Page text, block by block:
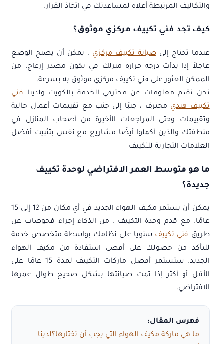
والتكاليف المرتبطة أعلاه لمساعدتك في اتخاذ القرار.
كيف تجد فني تكييف مركزي موثوق؟
عندما تحتاج إلىصيانة تكييف مركزي ، يمكن أن يصبح الوضع
عاجلاً إذا بدأت درجة حرارة منزلك في تكون مصدر إزعاج. من
الممكن العثور على فني تكييف مركزي موثوق به بسرعة.
نحن نقدم معلومات عن محترفي الخدمة بالكويت ولدينافني
تكييف هندي محترف ، جنبًا إلى جنب مع تقييمات أعمال حالية
وتقييمات وحتى المراجعات الأخيرة من أصحاب المنازل في
منطقتك والذين أكملوا أيضًا مشاريع مع نفس بتثبيت أفضل
العلامات التجارية للتكييف
ما هو متوسط العمر الافتراضي لوحدة تكييف
جديدة؟
يمكن أن يستمر مكيف الهواء الجديد في أي مكان من 12 إلى 15
عامًا. مع قدم وحدة التكييف ، من الذكاء إجراء فحوصات عن
طريقفني تكييفسنويا على نظامك بواسطة متخصص خدمة
للتأكد من حصولك على أقصى استفادة من مكيف الهواء
الجديد. ستستمر أفضل ماركات التكييف لمدة 15 عامًا على
الأقل أو أكثر إذا تمت صيانتها بشكل صحيح طوال عمرها
الافتراضي.
فهرس المقال:
ما هي ماركة مكيف الهواء التي يجب أن تختارها؟لدينا